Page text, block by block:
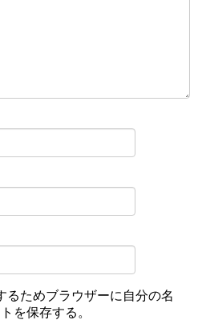
るためブラウザーに自分の名
を保存する。